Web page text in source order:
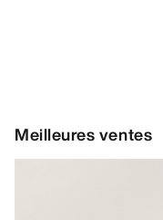
Meilleures ventes